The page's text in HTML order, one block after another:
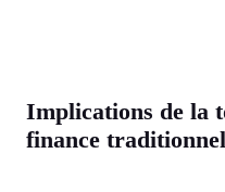
Implications de la
finance